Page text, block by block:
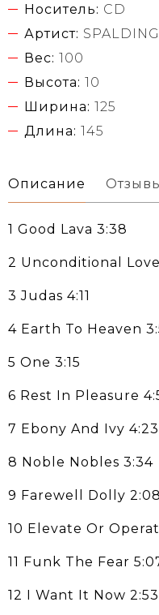
Носитель: CD
Артист:
Вес: 100
Высота: 10
Ширина: 125
Длина: 145
Описание
1 Good Lava 3:38
2 Unconditional
3 Judas 4:11
4 Earth To Heaven
5 One 3:15
6 Rest In Pleasure
7 Ebony And Ivy 4:23
8 Noble Nobles 3:34
9 Farewell Dolly 2:08
10 Elevate Or
11 Funk The Fear
12 I Want It Now 2:53